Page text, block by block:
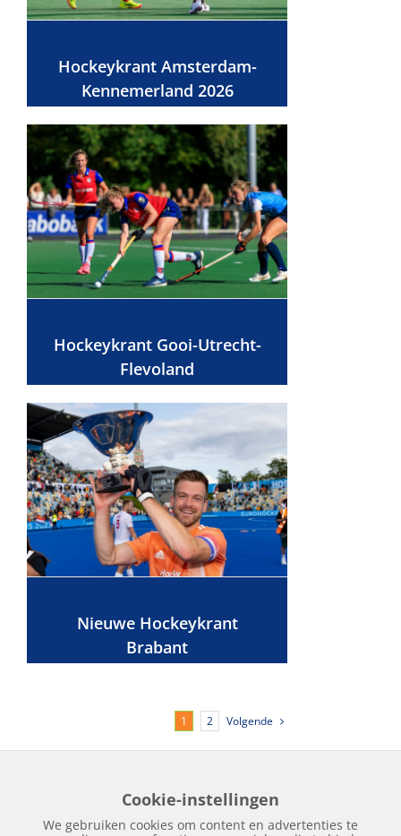
Hockeykrant Amsterdam-
Kennemerland 2026
Hockeykrant Gooi-Utrecht-
Flevoland
Nieuwe Hockeykrant
Brabant
1 2 Volgende
Over Hockeykrant Adverteren
Nieuws
Archief
Cookie-instellingen
We gebruiken cookies om content en advertenties te